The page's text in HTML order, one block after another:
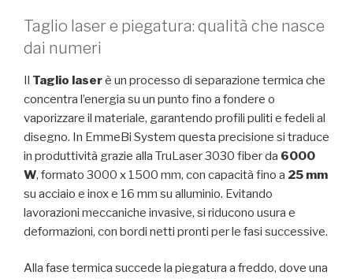
Taglio laser e piegatura: qualità che nasce
dai numeri
Il Taglio laserè un processo di separazione termica che
concentra l’energia su un punto fino a fondere o
vaporizzare il materiale, garantendo profili puliti e fedeli al
disegno. In EmmeBi System questa precisione si traduce
in produttività grazie alla TruLaser 3030 fiber da 6000
W, formato 3000 x 1500 mm, con capacità fino a 25 mm
su acciaio e inox e 16 mm su alluminio. Evitando
lavorazioni meccaniche invasive, si riducono usura e
deformazioni, con bordi netti pronti per le fasi successive.
Alla fase termica succede la piegatura a freddo, dove una